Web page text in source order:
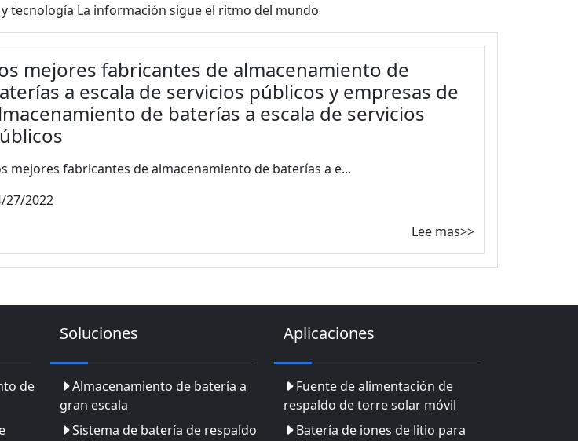
tecnología La información sigue el ritmo del mundo
mejores fabricantes de almacenamiento de
a escala de servicios públicos y empresas de
de baterías a escala de servicios
mejores fabricantes de almacenamiento de baterías a e...
27/2022
Lee mas>>
de
Soluciones
Almacenamiento de batería a
gran escala
Sistema de batería de respaldo
Aplicaciones
Fuente de alimentación de
respaldo de torre solar móvil
Batería de iones de litio para